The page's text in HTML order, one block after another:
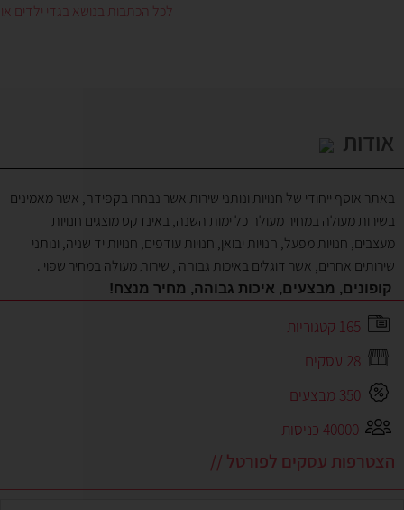
לכל הכתבות בנושא בגדי ילדים
אודות
באתר אוסף ייחודי של חנויות ונותני שירות אשר נבחרו בקפידה, אשר מאמינים
בשירות מעולה במחיר מעולה כל ימות השנה, באינדקס מוצגים חנויות
מעצבים, חנויות מפעל, חנויות יבואן, חנויות עודפים, חנויות יד שניה, ונותני
שירותים אחרים, אשר דוגלים באיכות גבוהה , שירות מעולה במחיר שפוי .
קופונים, מבצעים, איכות גבוהה, מחיר מנצח!
165 קטגוריות
28 עסקים
350 מבצעים
40000 כניסות
הצטרפות עסקים לפורטל //